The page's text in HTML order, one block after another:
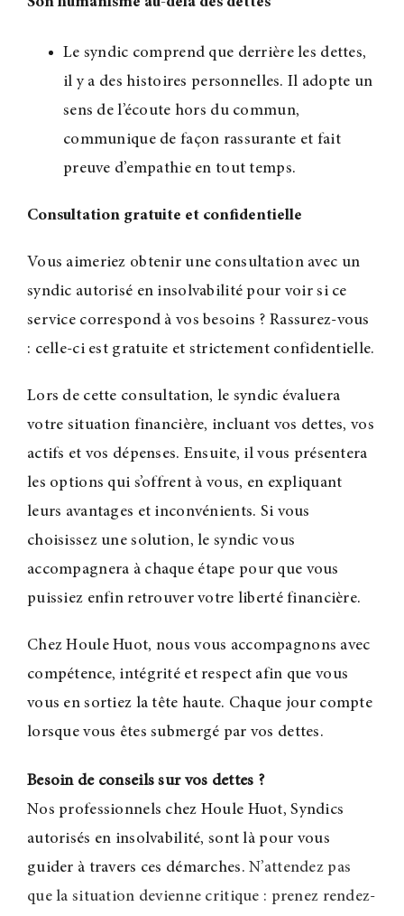
Le syndic comprend que derrière les dettes,
il y a des histoires personnelles. Il adopte un
sens de l’écoute hors du commun,
communique de façon rassurante et fait
preuve d’empathie en tout temps.
Consultation gratuite et confidentielle
Vous aimeriez obtenir une consultation avec un
syndic autorisé en insolvabilité pour voir si ce
service correspond à vos besoins ? Rassurez-vous
: celle-ci est gratuite et strictement confidentielle.
Lors de cette consultation, le syndic évaluera
votre situation financière, incluant vos dettes, vos
actifs et vos dépenses. Ensuite, il vous présentera
les options qui s’offrent à vous, en expliquant
leurs avantages et inconvénients. Si vous
choisissez une solution, le syndic vous
accompagnera à chaque étape pour que vous
puissiez enfin retrouver votre liberté financière.
Chez Houle Huot, nous vous accompagnons avec
compétence, intégrité et respect afin que vous
vous en sortiez la tête haute. Chaque jour compte
lorsque vous êtes submergé par vos dettes.
Besoin de conseils sur vos dettes ?
Nos professionnels chez Houle Huot, Syndics
autorisés en insolvabilité, sont là pour vous
guider à travers ces démarches.N’attendez pas
que la situation devienne critique : prenez rendez-